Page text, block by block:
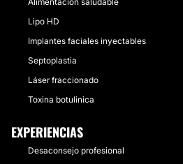
Lipo HD
Implantes faciales inyectables
Septoplastia
Láser fraccionado
Toxina botulinica
EXPERIENCIAS
Desaconsejo profesional